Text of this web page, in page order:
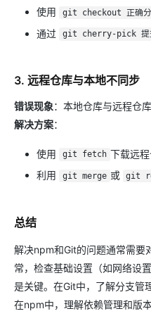
使用 git checkout 正确分
通过
git cherry-pick 提
3. 远程仓库与本地不同步
错误现象：本地仓库与远程仓
解决方案：
使用 git fetch 下载远程
利用
git merge 或 git
总结
解决npm和Git的问题通常需要
常，检查基础设置（如网络设
是关键。在Git中，了解分支管
在npm中，理解依赖管理和版